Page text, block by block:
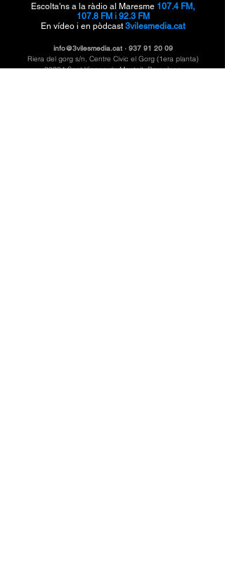
Escolta'ns a la ràdio al Maresme 107.4 FM,
107.8 FM i 92.3 FM
En vídeo i en pòdcast 3vilesmedia.cat
info@3vilesmedia.cat· 937 91 20 09
Riera del gorg s/n, Centre Civic el Gorg (1era planta)
08394 Sant Vicenç de Montalt, Barcelona